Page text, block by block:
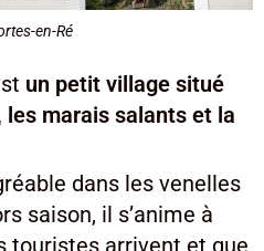
en-Ré
un petit village situé
marais salants et la
dans les venelles
saison, il s’anime à